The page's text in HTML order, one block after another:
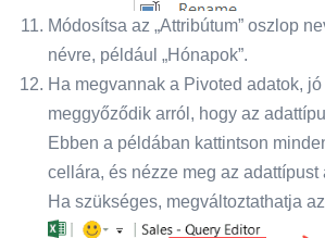
Módosítsa az „Attribútum” oszlop
névre, például „Hónapok”.
Ha megvannak a Pivoted adatok,
meggyőződik arról, hogy az
Ebben a példában kattintson
cellára, és nézze meg az adattípust
Ha szükséges, megváltoztathatja